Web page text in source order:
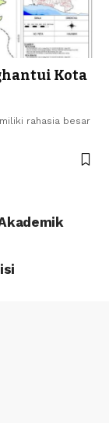
Kota
rahasia besar